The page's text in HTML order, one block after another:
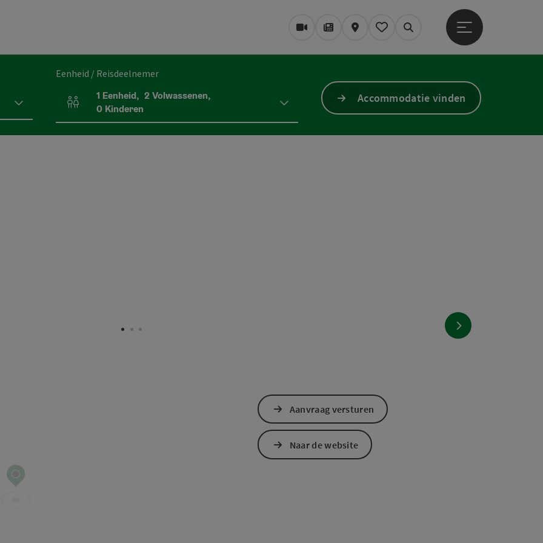
WebcamsTijdschrift/Blog
KaartMijn notitieblok
Zoek op
Startmenu openen
Eenheid / Reisdeelnemer
Aantal eenheden en persoonsvelden
1 Eenheid, 2Volwassenen,
0 Kinderen
Accommodatie vinden
nächstes Element
Aanvraag versturen
Naar de website